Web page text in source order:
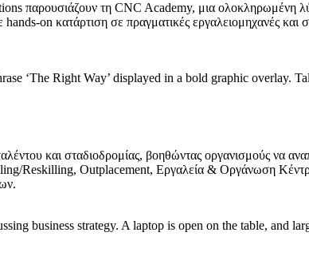
τη CNC Academy, μια ολοκληρωμένη
κατάρτιση σε πραγματικές εργαλειομηχανές
και σταδιοδρομίας, βοηθώντας οργανισμούς να
Reskilling, Outplacement, Εργαλεία & Οργάνωση